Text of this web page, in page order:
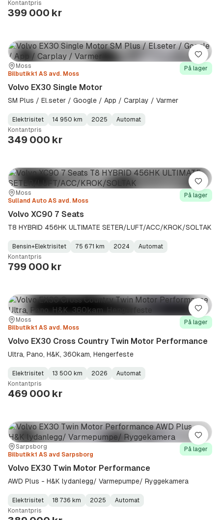
Type:
Year:
Type:
Kontantpris
399 000 kr
Sted:
Moss
Forhandler:
Bilbutikk1 AS avd. Moss
På lager
Volvo EX30 Single Motor
SM Plus / El.seter / Google / App / Carplay / Varmer
Fuel
Type:
Elektrisitet
Kilometerstand:
14 950 km
Model
Year:
2025
Gearbox
Type:
Automat
Kontantpris
349 000 kr
Lagre
Sted:
Moss
Forhandler:
Sulland Auto AS avd. Moss
På lager
Volvo XC90 7 Seats
T8 HYBRID 456HK ULTIMATE SETER/LUFT/ACC/KROK/SOLTAK
Fuel
Type:
Bensin+Elektrisitet
Kilometerstand: 75 671 km
Model
Year:
2024
Gearbox
Type:
Automat
Kontantpris
799 000 kr
Lagre
Sted:
Moss
Forhandler:
Bilbutikk1 AS avd. Moss
På lager
Volvo EX30 Cross Country Twin Motor Performance
Ultra, Pano, H&K, 360kam, Hengerfeste
Fuel
Type:
Elektrisitet
Kilometerstand:
13 500 km
Model
Year:
2026
Gearbox
Type:
Automat
Kontantpris
469 000 kr
Lagre
Sted:
Sarpsborg
Forhandler:
Bilbutikk1 AS avd Sarpsborg
På lager
Volvo EX30 Twin Motor Performance
AWD Plus - H&K lydanlegg/ Varmepumpe/ Ryggekamera
Fuel
Type:
Elektrisitet
Kilometerstand:
18 736 km
Model
Year:
2025
Gearbox
Type:
Automat
Kontantpris
Lagre